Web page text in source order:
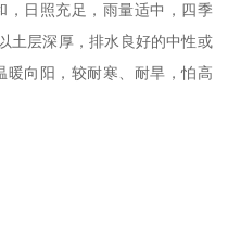
，日照充足，雨量适中，四季
土层深厚，排水良好的中性或
暖向阳，较耐寒、耐旱，怕高